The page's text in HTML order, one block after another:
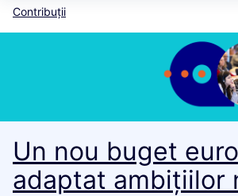
Contribuții
Un nou buget
adaptat ambițiilor